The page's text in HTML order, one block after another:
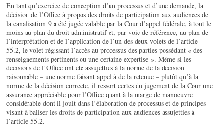
En tant qu’exercice de conception d’un processus et d’une demande, la
décision de l’Office à propos des droits de participation aux audiences de
la canalisation 9 a été jugée valable par la Cour d’appel fédérale, à tout le
moins au plan du droit administratif et, par voie de référence, au plan de
l’interprétation et de l’application de l’un des deux volets de l’article
55.2, le volet régissant l’accès au processus des parties possédant « des
renseignements pertinents ou une certaine expertise ». Même si les
décisions de l’Office ont été assujetties à la norme de la décision
raisonnable – une norme faisant appel à de la retenue – plutôt qu’à la
norme de la décision correcte, il ressort certes du jugement de la Cour une
assurance appréciable pour l’Office quant à la marge de manoeuvre
considérable dont il jouit dans l’élaboration de processus et de principes
visant à baliser les droits de participation aux audiences assujetties à
l’article 55.2.